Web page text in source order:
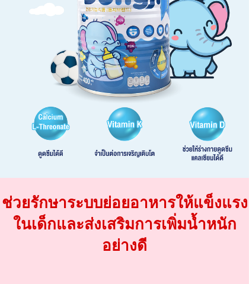
ช่วยรักษาระบบย่อยอาหารให้แข็งแรง
ในเด็กและส่งเสริมการเพิ่มน้ำหนัก
อย่างดี